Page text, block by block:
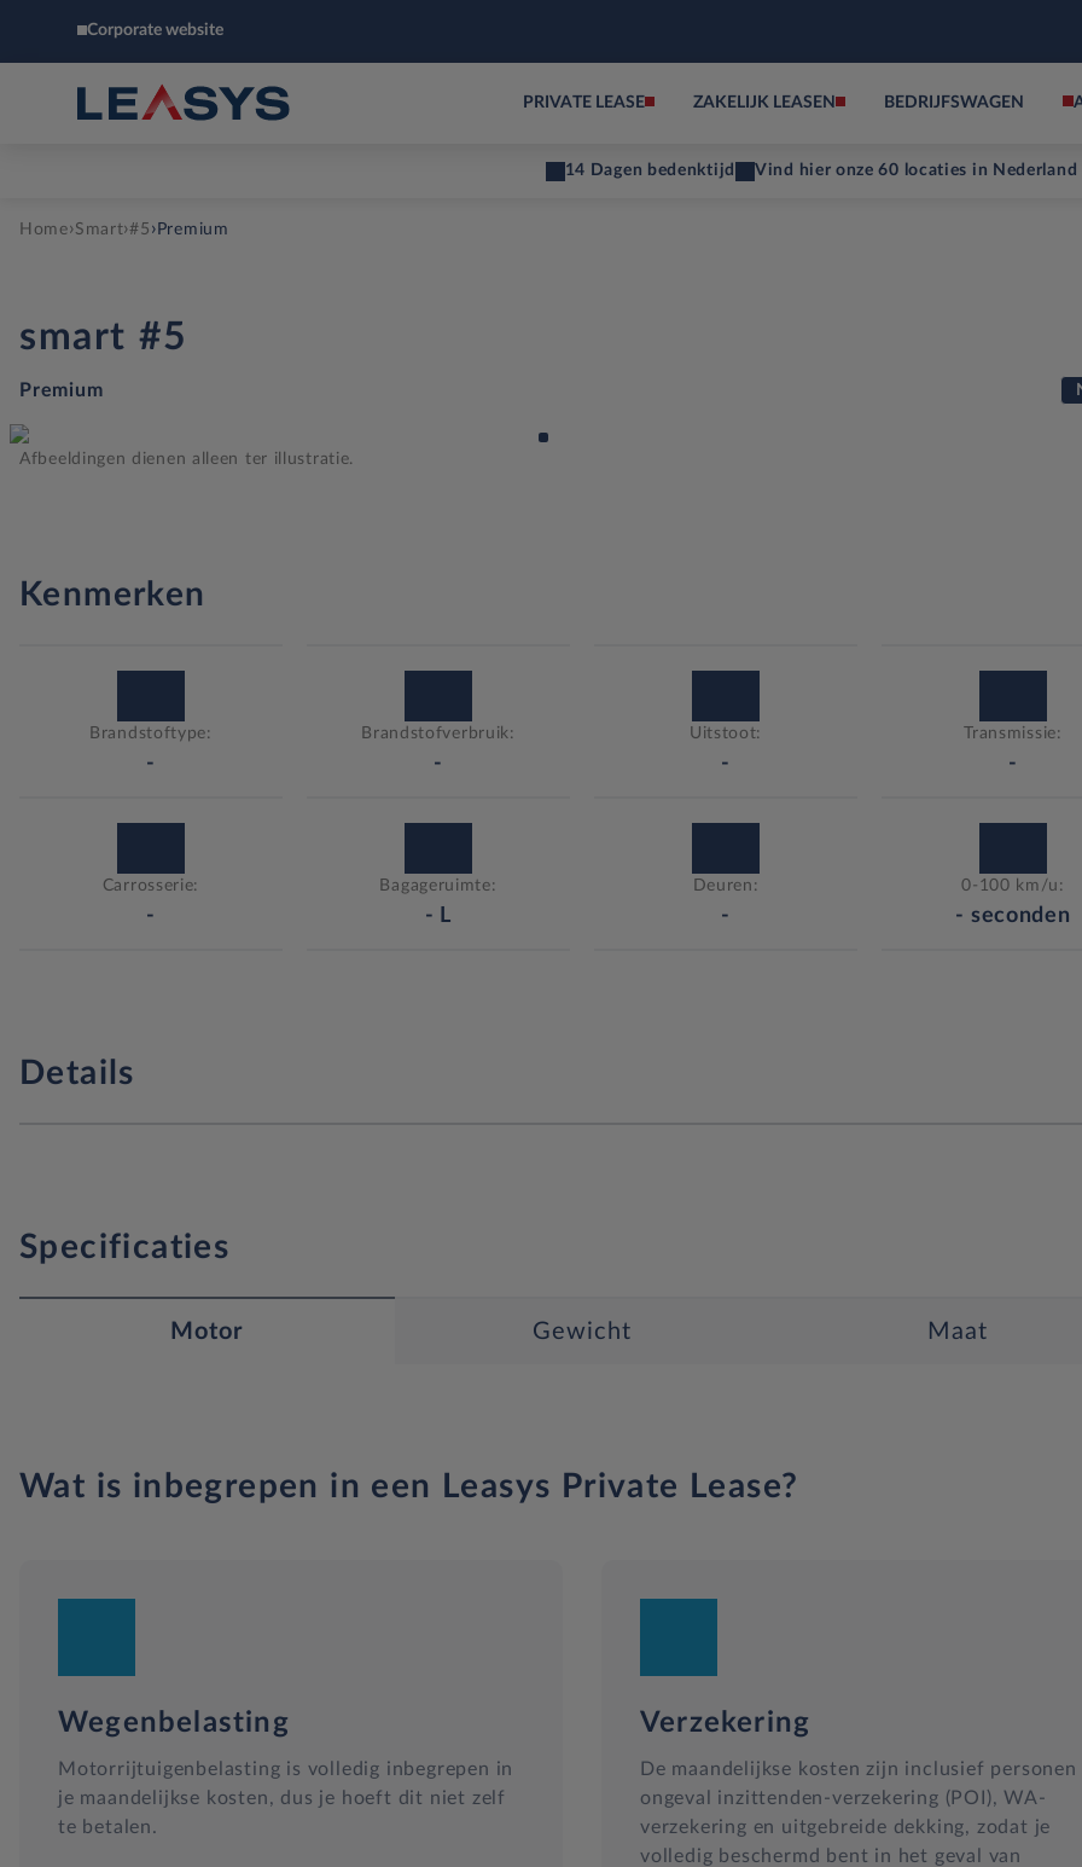
Corporate website
PRIVATE LEASE ZAKELIJK LEASEN BEDRIJFSWAGEN
14 Dagen bedenktijd Vind hier onze 60 locaties in Nederland
Home›Smart›#5 › Premium
smart #5
Premium
Afbeeldingen dienen alleen ter illustratie.
Kenmerken
Brandstoftype:
-
Brandstofverbruik:
-
Uitstoot:
-
Transmissie:
-
Carrosserie:
-
Bagageruimte:
- L
Deuren:
-
0-100 km/u:
- seconden
Details
Specificaties
Motor Gewicht Maat
Wat is inbegrepen in een Leasys Private Lease?
Wegenbelasting
Motorrijtuigenbelasting is volledig inbegrepen in
je maandelijkse kosten, dus je hoeft dit niet zelf
te betalen.
Verzekering
De maandelijkse kosten zijn inclusief personen
ongeval inzittenden-verzekering (POI), WA-
verzekering en uitgebreide dekking, zodat je
volledig beschermd bent in het geval van